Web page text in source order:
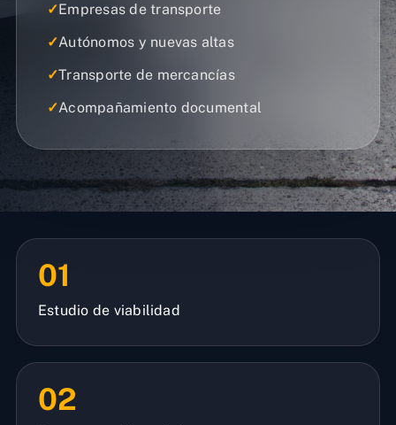
✓Empresas de transporte
✓Autónomos y nuevas altas
✓Transporte de mercancías
✓Acompañamiento documental
01
Estudio de viabilidad
02